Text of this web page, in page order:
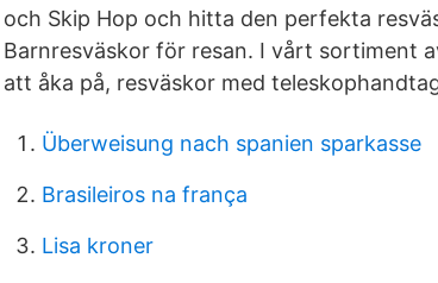
och Skip Hop och hitta den perfekta
Barnresväskor för resan. I vårt sortiment
att åka på, resväskor med
Überweisung nach spanien sparkasse
Brasileiros na frança
Lisa kroner